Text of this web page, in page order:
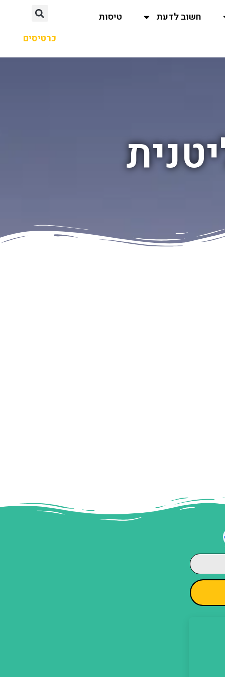
חשוב לדעת
טיסות
כרטיסים